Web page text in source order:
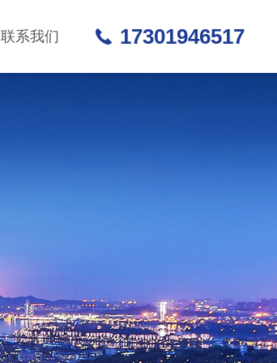
联系我们 17301946517